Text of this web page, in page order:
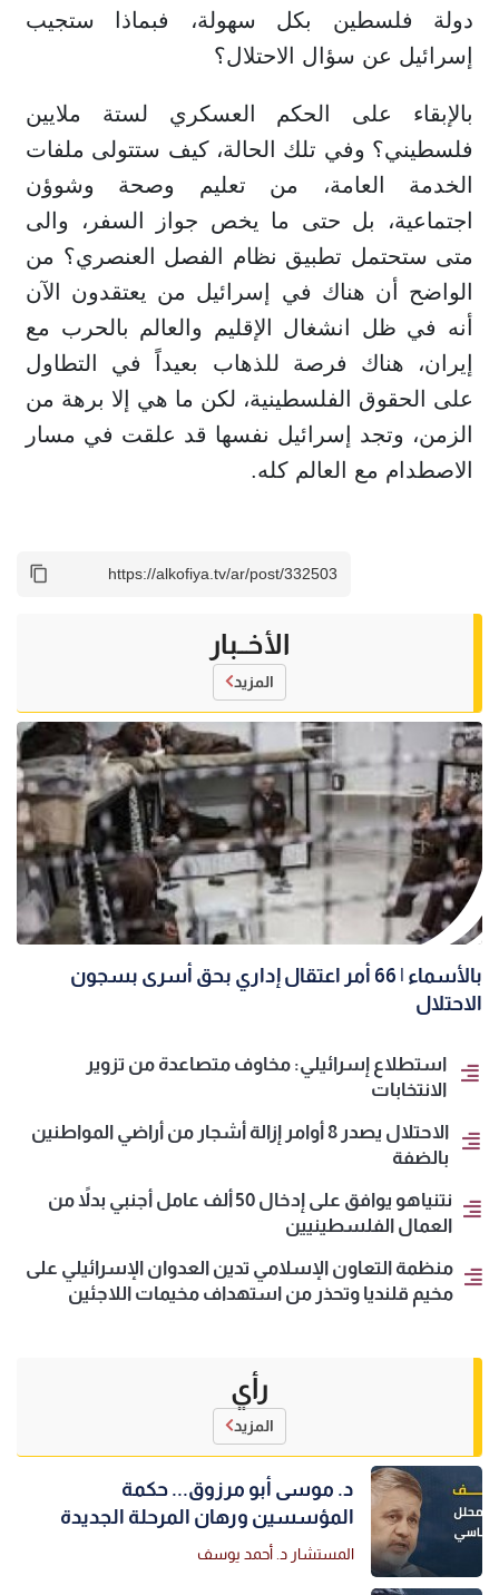
دولة فلسطين بكل سهولة، فبماذا ستجيب
إسرائيل عن سؤال الاحتلال؟
بالإبقاء على الحكم العسكري لستة ملايين
فلسطيني؟ وفي تلك الحالة، كيف ستتولى ملفات
الخدمة العامة، من تعليم وصحة وشوؤن
اجتماعية، بل حتى ما يخص جواز السفر، والى
متى ستحتمل تطبيق نظام الفصل العنصري؟ من
الواضح أن هناك في إسرائيل من يعتقدون الآن
أنه في ظل انشغال الإقليم والعالم بالحرب مع
إيران، هناك فرصة للذهاب بعيداً في التطاول
على الحقوق الفلسطينية، لكن ما هي إلا برهة من
الزمن، وتجد إسرائيل نفسها قد علقت في مسار
الاصطدام مع العالم كله.
الأخــبار
المزيد
بالأسماء | 66 أمر اعتقال إداري بحق أسرى بسجون
الاحتلال
استطلاع إسرائيلي: مخاوف متصاعدة من تزوير
الانتخابات
الاحتلال يصدر 8 أوامر إزالة أشجار من أراضي المواطنين
بالضفة
نتنياهو يوافق على إدخال 50 ألف عامل أجنبي بدلاً من
العمال الفلسطينيين
منظمة التعاون الإسلامي تدين العدوان الإسرائيلي على
مخيم قلنديا وتحذر من استهداف مخيمات اللاجئين
رأي
المزيد
د. موسى أبو مرزوق... حكمة
المؤسسين ورهان المرحلة الجديدة
المستشار د. أحمد يوسف